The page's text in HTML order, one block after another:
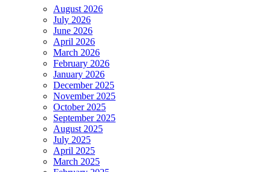
August 2026
July 2026
June 2026
April 2026
March 2026
February 2026
January 2026
December 2025
November 2025
October 2025
September 2025
August 2025
July 2025
April 2025
March 2025